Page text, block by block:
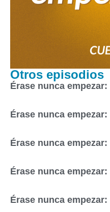
Otros episodios
Érase nunca
Érase nunca
Érase nunca
Érase nunca
Érase nunca